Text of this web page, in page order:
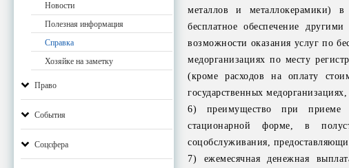
Новости
Полезная информация
Справка
Хозяйке на заметку
Право
События
Соцсфера
металлов и металлокерамики) в
бесплатное обеспечение
возможности оказания услуг по
медорганизациях по месту
(кроме расходов на оплату
государственных
6) преимущество при приеме
стационарной форме, в
соцобслуживания,
7) ежемесячная денежная